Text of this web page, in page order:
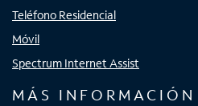
Teléfono Residencial
Móvil
Spectrum Internet Assist
MÁS INFORMACIÓN